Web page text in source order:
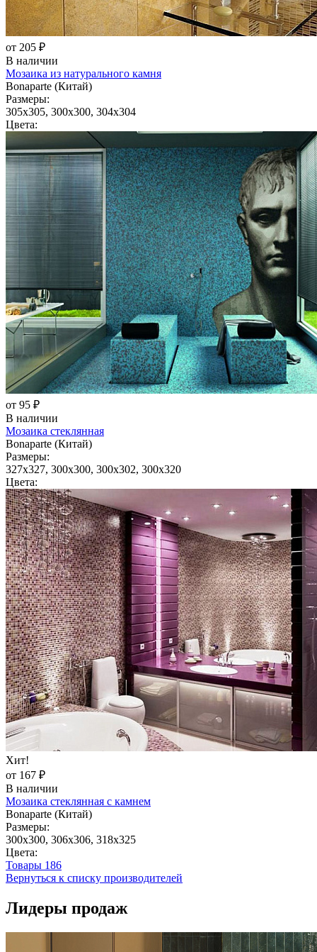
от 205 ₽
В наличии
Мозаика из натурального камня
Bonaparte (Китай)
Размеры:
305x305, 300x300, 304x304
Цвета:
от 95 ₽
В наличии
Мозаика стеклянная
Bonaparte (Китай)
Размеры:
327x327, 300x300, 300x302, 300x320
Цвета:
Хит!
от 167 ₽
В наличии
Мозаика стеклянная с камнем
Bonaparte (Китай)
Размеры:
300x300, 306x306, 318x325
Цвета:
Товары 186
Вернуться к списку производителей
Лидеры продаж